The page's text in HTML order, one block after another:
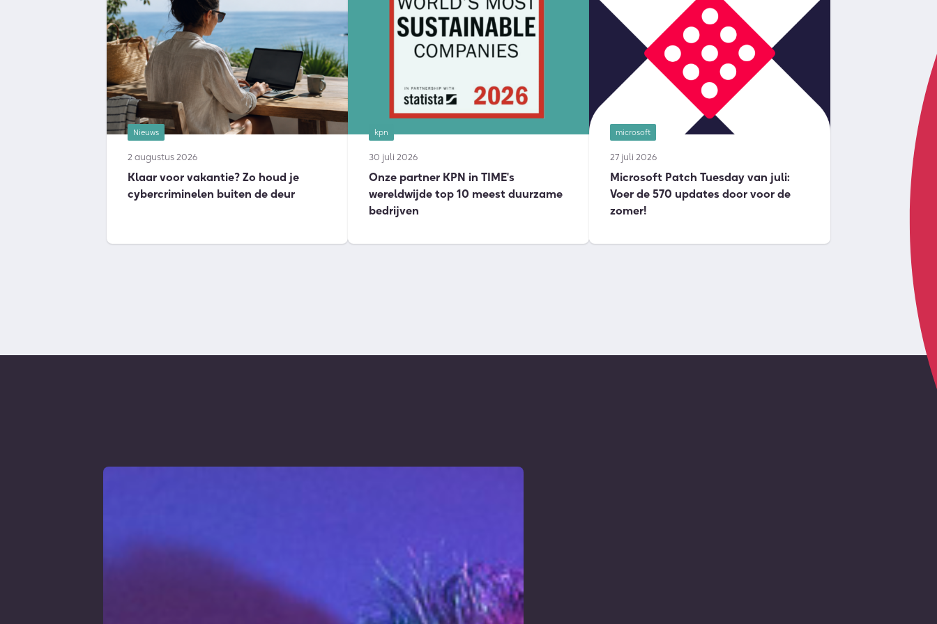
Nieuws
2 augustus 2026
Klaar voor vakantie? Zo houd je
cybercriminelen buiten de deur
kpn
30 juli 2026
Onze partner KPN in TIME's
wereldwijde top 10 meest duurzame
bedrijven
microsoft
27 juli 2026
Microsoft Patch Tuesday van juli:
Voer de 570 updates door voor de
zomer!